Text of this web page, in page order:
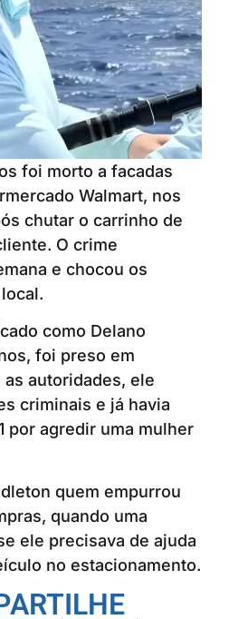
foi morto a facadas
Walmart, nos
chutar o carrinho de
O crime
e chocou os
como Delano
foi preso em
autoridades, ele
criminais e já havia
por agredir uma mulher
quem empurrou
quando uma
ele precisava de ajuda
no estacionamento.